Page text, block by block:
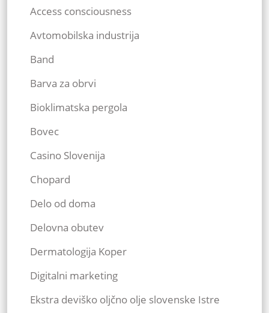
Access consciousness
Avtomobilska industrija
Band
Barva za obrvi
Bioklimatska pergola
Bovec
Casino Slovenija
Chopard
Delo od doma
Delovna obutev
Dermatologija Koper
Digitalni marketing
Ekstra deviško oljčno olje slovenske Istre